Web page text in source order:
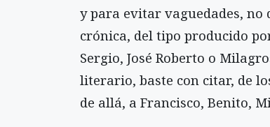
y para evitar vaguedades,
crónica, del tipo producido
Sergio, José Roberto o
literario, baste con citar, de
de allá, a Francisco, Benito,